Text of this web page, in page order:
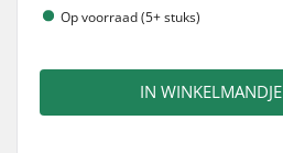
Op voorraad (5+ stuks)
IN WINKELMANDJE